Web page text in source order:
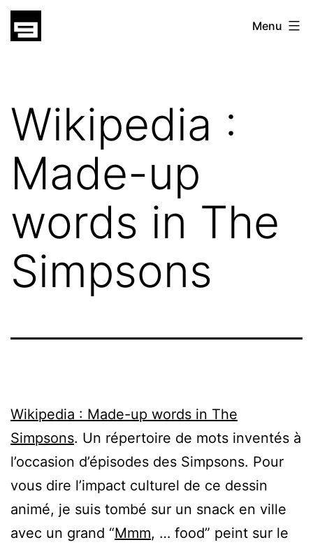
Skip
gatsu
Menu
Wikipedia :
Made-up
words in The
Simpsons
Wikipedia : Made-up words in The
Simpsons. Un répertoire de mots inventés à
l’occasion d’épisodes des Simpsons. Pour
vous dire l’impact culturel de ce dessin
animé, je suis tombé sur un snack en ville
avec un grand “Mmm, … food” peint sur le